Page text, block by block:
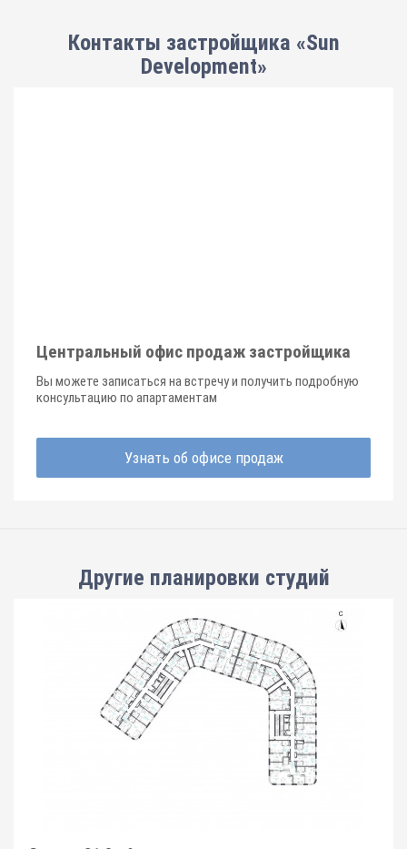
Контакты застройщика «Sun
Development»
Центральный офис продаж застройщика
Вы можете записаться на встречу и получить подробную
консультацию по апартаментам
Узнать об офисе продаж
Другие планировки студий